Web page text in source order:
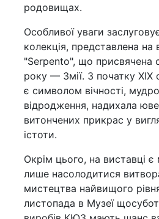
родовищах.
Особливої уваги
колекція, представлена на
"Serpento", що присвячена
року — Змії. З початку XIX
є символом вічності,
відродження, надихала
витончених прикрас у
істоти.
Окрім цього, на виставці
лише насолодитися
мистецтва найвищого
листопада в Музеї